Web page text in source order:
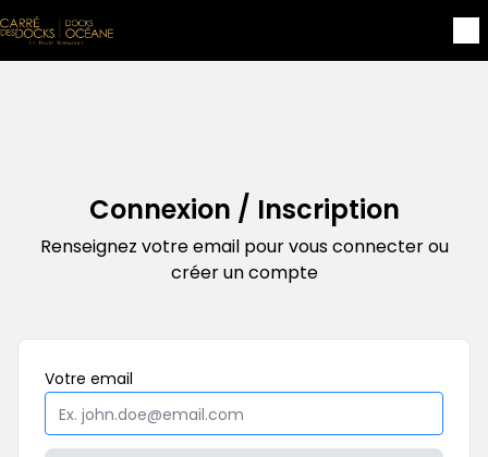
Aller au contenu principal
Connexion / Inscription
Renseignez votre email pour vous connecter ou
créer un compte
Votre email